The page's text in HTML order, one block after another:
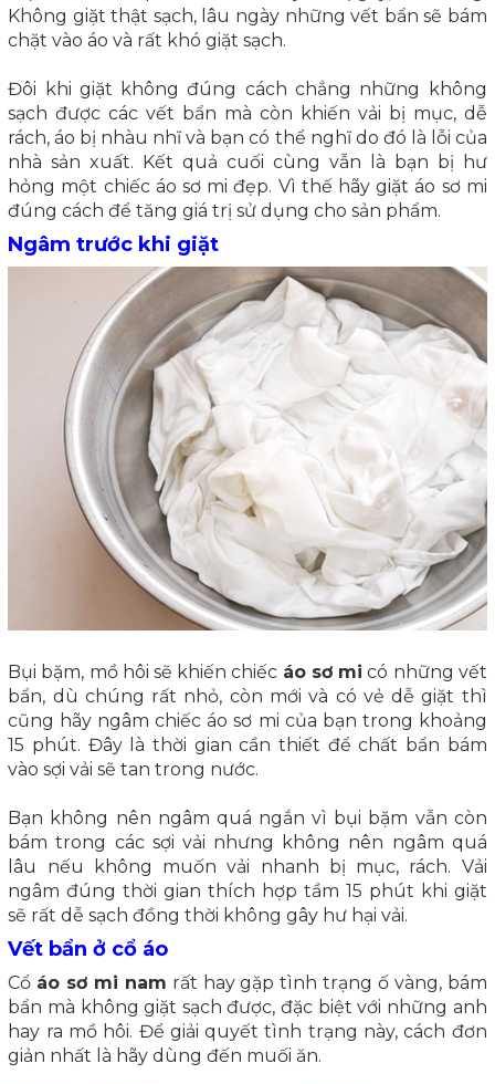
Không giặt thật sạch, lâu ngày những vết bẩn sẽ bám
chặt vào áo và rất khó giặt sạch.
Đôi khi giặt không đúng cách chẳng những không
sạch được các vết bẩn mà còn khiến vải bị mục, dễ
rách, áo bị nhàu nhĩ và bạn có thể nghĩ do đó là lỗi của
nhà sản xuất. Kết quả cuối cùng vẫn là bạn bị hư
hỏng một chiếc áo sơ mi đẹp. Vì thế hãy giặt áo sơ mi
đúng cách để tăng giá trị sử dụng cho sản phẩm.
Ngâm trước khi giặt
Bụi bặm, mồ hôi sẽ khiến chiếc áo sơ mi có những vết
bẩn, dù chúng rất nhỏ, còn mới và có vẻ dễ giặt thì
cũng hãy ngâm chiếc áo sơ mi của bạn trong khoảng
15 phút. Đây là thời gian cần thiết để chất bẩn bám
vào sợi vải sẽ tan trong nước.
Bạn không nên ngâm quá ngắn vì bụi bặm vẫn còn
bám trong các sợi vải nhưng không nên ngâm quá
lâu nếu không muốn vải nhanh bị mục, rách. Vải
ngâm đúng thời gian thích hợp tầm 15 phút khi giặt
sẽ rất dễ sạch đồng thời không gây hư hại vải.
Vết bẩn ở cổ áo
Cổ áo sơ mi nam rất hay gặp tình trạng ố vàng, bám
bẩn mà không giặt sạch được, đặc biệt với những anh
hay ra mồ hôi. Để giải quyết tình trạng này, cách đơn
giản nhất là hãy dùng đến muối ăn.